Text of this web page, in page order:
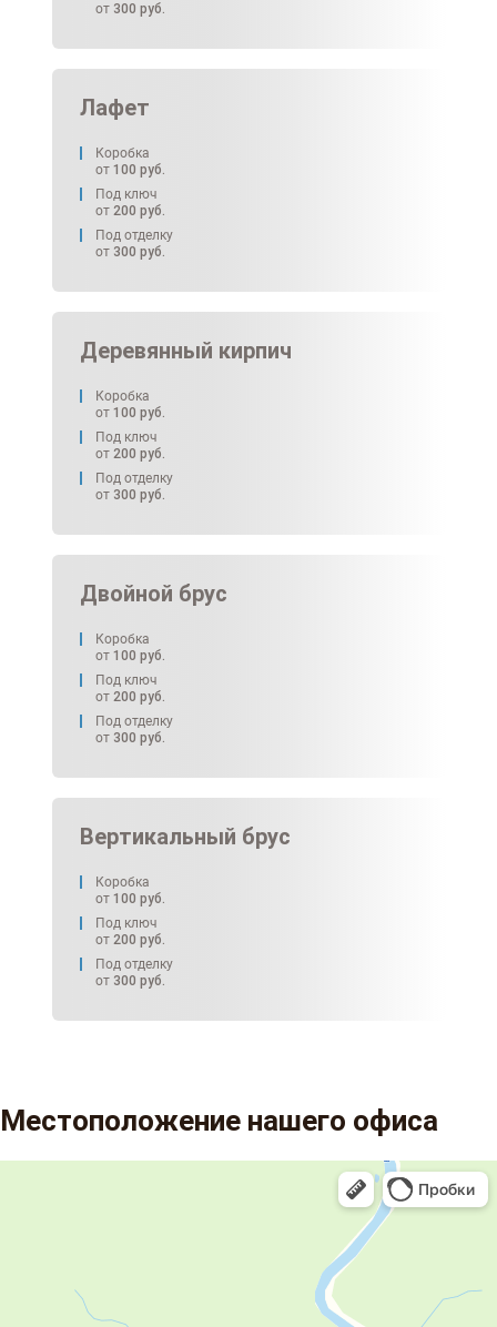
от 300 руб.
Лафет
Коробка
от 100 руб.
Под ключ
от 200 руб.
Под отделку
от 300 руб.
Деревянный кирпич
Коробка
от 100 руб.
Под ключ
от 200 руб.
Под отделку
от 300 руб.
Двойной брус
Коробка
от 100 руб.
Под ключ
от 200 руб.
Под отделку
от 300 руб.
Вертикальный брус
Коробка
от 100 руб.
Под ключ
от 200 руб.
Под отделку
от 300 руб.
Местоположение нашего офиса